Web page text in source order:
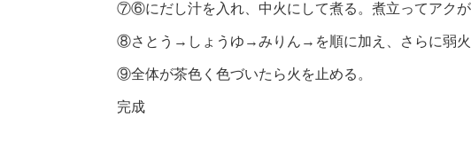
⑦⑥にだし汁を入れ、中火にして煮る。煮立ってアクが
⑧さとう→しょうゆ→みりん→を順に加え、さらに弱火
⑨全体が茶色く色づいたら火を止める。
完成